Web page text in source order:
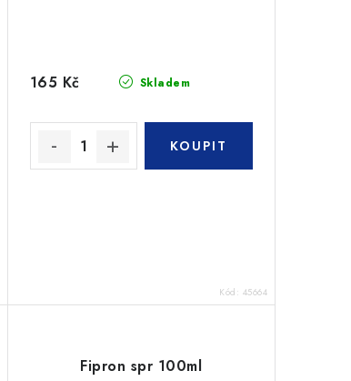
Skladem
165 Kč
Kód: 45664
Fipron spr 100ml